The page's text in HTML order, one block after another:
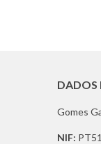
DADOS
Gomes
NIF: